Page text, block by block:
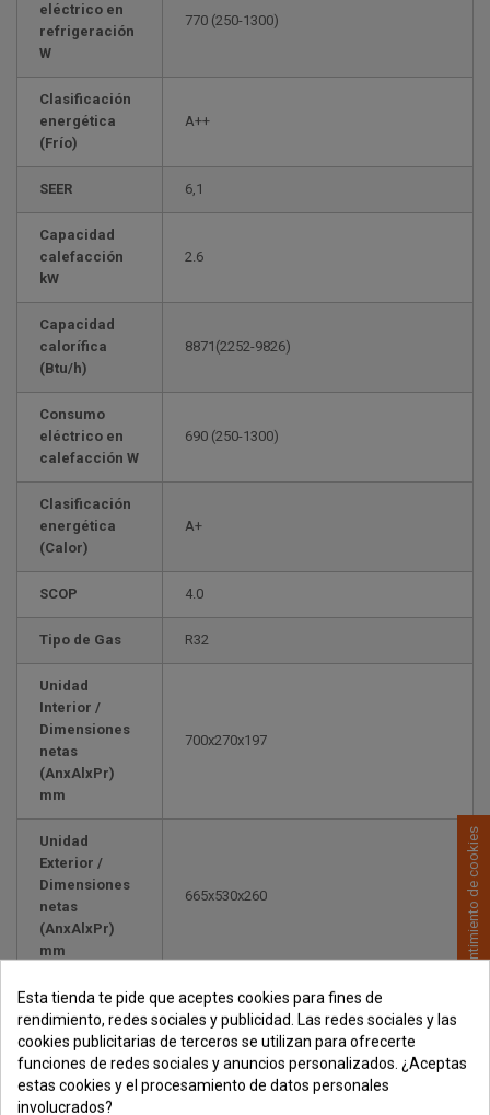
eléctrico en
refrigeración
W
770 (250-1300)
Clasificación
energética
(Frío)
A++
SEER 6,1
Capacidad
calefacción
kW
2.6
Capacidad
calorífica
(Btu/h)
8871(2252-9826)
Consumo
eléctrico en
calefacción W
690 (250-1300)
Clasificación
energética
(Calor)
A+
SCOP 4.0
Tipo de Gas R32
Unidad
Interior /
Dimensiones
netas
(AnxAlxPr)
mm
700x270x197
Unidad
Exterior /
Dimensiones
netas
(AnxAlxPr)
mm
665x530x260
Tubería
frigorífica
(Líquido -
Gas) Pulg.
1/4” - 3/8”
Esta tienda te pide que aceptes cookies para fines de
rendimiento, redes sociales y publicidad. Las redes sociales y las
cookies publicitarias de terceros se utilizan para ofrecerte
funciones de redes sociales y anuncios personalizados. ¿Aceptas
estas cookies y el procesamiento de datos personales
involucrados?
Consentimiento de cookies